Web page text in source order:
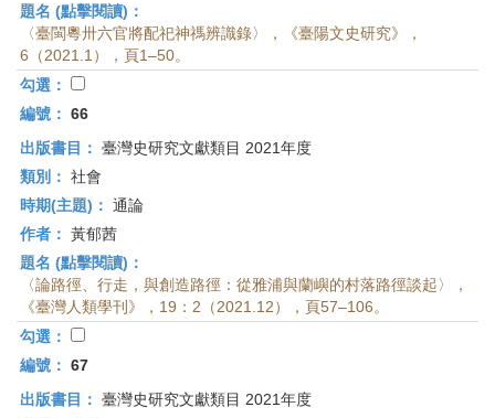
題名 (點擊閱讀)：
〈臺閩粵卅六官將配祀神禡辨識錄〉，《臺陽文史研究》，
6（2021.1），頁1–50。
勾選：
編號： 66
出版書目： 臺灣史研究文獻類目 2021年度
類別： 社會
時期(主題)： 通論
作者： 黃郁茜
題名 (點擊閱讀)：
〈論路徑、行走，與創造路徑：從雅浦與蘭嶼的村落路徑談起〉，
《臺灣人類學刊》，19：2（2021.12），頁57–106。
勾選：
編號： 67
出版書目： 臺灣史研究文獻類目 2021年度